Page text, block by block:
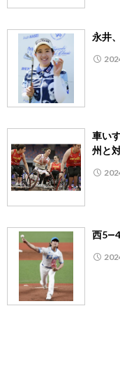
永井
車い
州と
西